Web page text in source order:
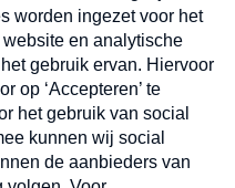
Verzend